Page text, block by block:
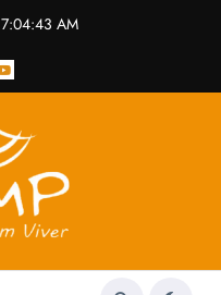
7:04:43 AM